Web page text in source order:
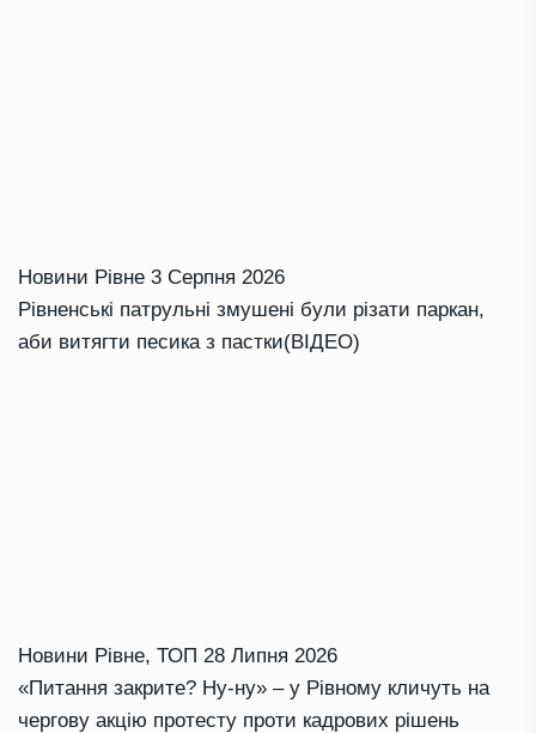
Новини Рівне 3 Серпня 2026
Рівненські патрульні змушені були різати паркан,
аби витягти песика з пастки(ВІДЕО)
Новини Рівне, ТОП 28 Липня 2026
«Питання закрите? Ну-ну» – у Рівному кличуть на
чергову акцію протесту проти кадрових рішень